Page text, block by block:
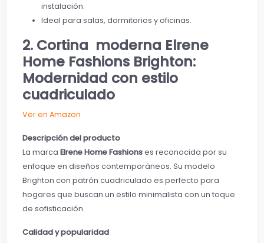
instalación.
Ideal para salas, dormitorios y oficinas.
2. Cortina moderna Elrene
Home Fashions Brighton:
Modernidad con estilo
cuadriculado
Ver en Amazon
Descripción del producto
La marca Elrene Home Fashionses reconocida por su
enfoque en diseños contemporáneos. Su modelo
Brighton con patrón cuadriculado es perfecto para
hogares que buscan un estilo minimalista con un toque
de sofisticación.
Calidad y popularidad